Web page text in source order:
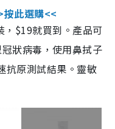
按此選購<<
，$19就買到。產品可
狀病毒，使用鼻拭子
抗原測試結果。靈敏